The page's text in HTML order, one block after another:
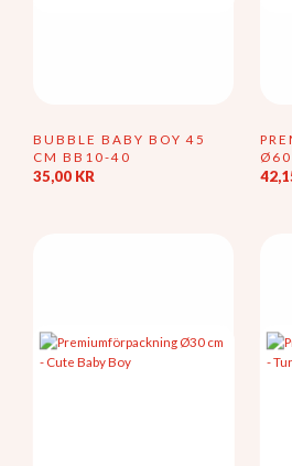
BUBBLE BABY BOY 45
CM BB10-40
35,00 KR
Ø60